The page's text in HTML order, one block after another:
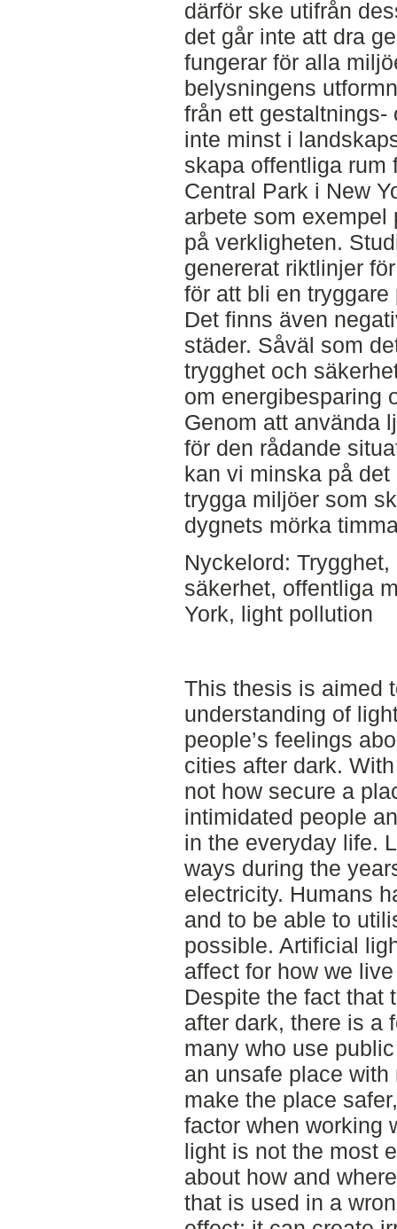
därför ske utifrån
det går inte att dra
fungerar för alla
belysningens
från ett gestaltnings-
inte minst i
skapa offentliga rum
Central Park i New
arbete som exempel
på verkligheten.
genererat riktlinjer
för att bli en
Det finns även
städer. Såväl som
trygghet och
om energibesparing
Genom att använda
för den rådande
kan vi minska på
trygga miljöer som
dygnets mörka
Nyckelord:
säkerhet, offentliga
York, light pollution
This thesis is aimed
understanding of
people’s feelings
cities after dark.
not how secure a
intimidated people
in the everyday life.
ways during the
electricity. Humans
and to be able to
possible. Artificial
affect for how we
Despite the fact that
after dark, there is a
many who use
an unsafe place
make the place
factor when working
light is not the most
about how and
that is used in a